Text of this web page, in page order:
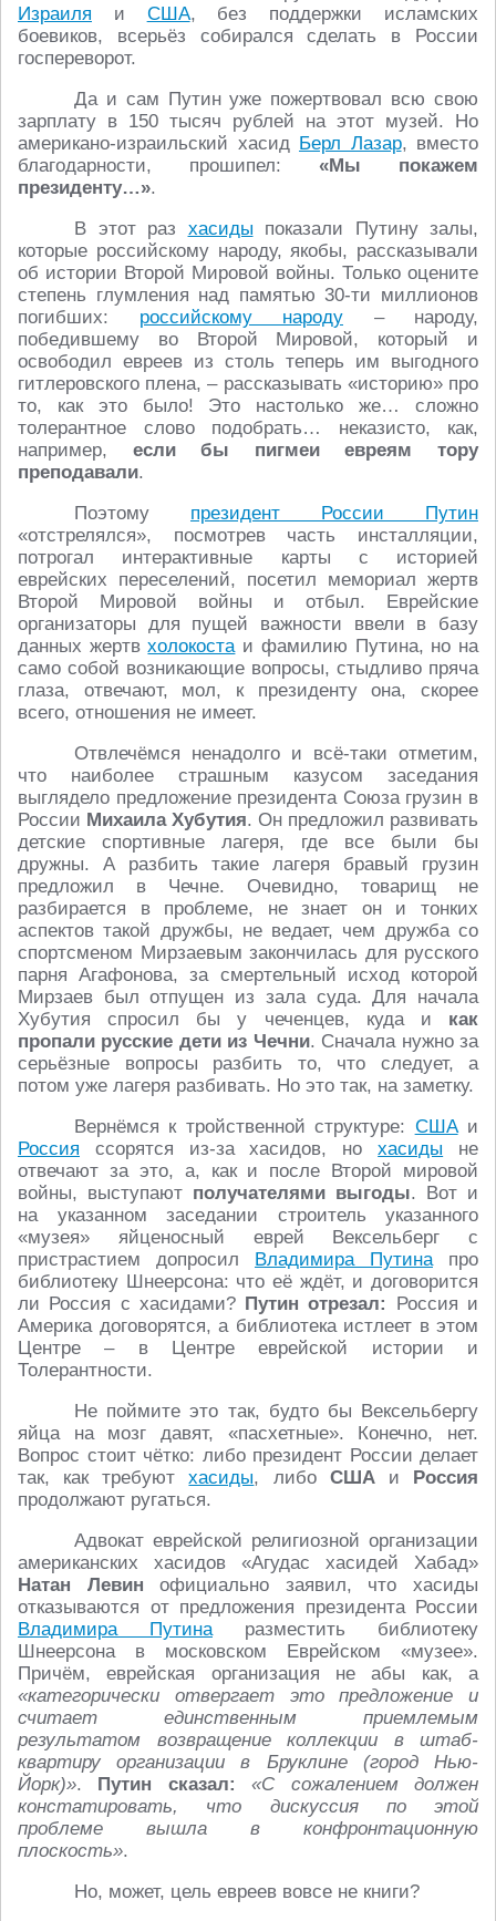
Израиля и США, без поддержки исламских
боевиков, всерьёз собирался сделать в России
госпереворот.
Да и сам Путин уже пожертвовал всю свою
зарплату в 150 тысяч рублей на этот музей. Но
американо-израильский хасид Берл Лазар, вместо
благодарности, прошипел: «Мы покажем
президенту…».
В этот раз хасиды показали Путину залы,
которые российскому народу, якобы, рассказывали
об истории Второй Мировой войны. Только оцените
степень глумления над памятью 30-ти миллионов
погибших: российскому народу – народу,
победившему во Второй Мировой, который и
освободил евреев из столь теперь им выгодного
гитлеровского плена, – рассказывать «историю» про
то, как это было! Это настолько же… сложно
толерантное слово подобрать… неказисто, как,
например, если бы пигмеи евреям тору
преподавали.
Поэтому президент России Путин
«отстрелялся», посмотрев часть инсталляции,
потрогал интерактивные карты с историей
еврейских переселений, посетил мемориал жертв
Второй Мировой войны и отбыл. Еврейские
организаторы для пущей важности ввели в базу
данных жертвхолокостаи фамилию Путина, но на
само собой возникающие вопросы, стыдливо пряча
глаза, отвечают, мол, к президенту она, скорее
всего, отношения не имеет.
Отвлечёмся ненадолго и всё-таки отметим,
что наиболее страшным казусом заседания
выглядело предложение президента Союза грузин в
России Михаила Хубутия. Он предложил развивать
детские спортивные лагеря, где все были бы
дружны. А разбить такие лагеря бравый грузин
предложил в Чечне. Очевидно, товарищ не
разбирается в проблеме, не знает он и тонких
аспектов такой дружбы, не ведает, чем дружба со
спортсменом Мирзаевым закончилась для русского
парня Агафонова, за смертельный исход которой
Мирзаев был отпущен из зала суда. Для начала
Хубутия спросил бы у чеченцев, куда и как
пропали русские дети из Чечни. Сначала нужно за
серьёзные вопросы разбить то, что следует, а
потом уже лагеря разбивать. Но это так, на заметку.
Вернёмся к тройственной структуре: СШАи
Россия ссорятся из-за хасидов, нохасиды не
отвечают за это, а, как и после Второй мировой
войны, выступают получателями выгоды. Вот и
на указанном заседании строитель указанного
«музея» яйценосный еврей Вексельберг с
пристрастием допросил Владимира Путинапро
библиотеку Шнеерсона: что её ждёт, и договорится
ли Россия с хасидами? Путин отрезал:
Россия и
Америка договорятся, а библиотека истлеет в этом
Центре – в Центре еврейской истории и
Толерантности.
Не поймите это так, будто бы Вексельбергу
яйца на мозг давят, «пасхетные». Конечно, нет.
Вопрос стоит чётко: либо президент России делает
так, как требуютхасиды, либо СШАи Россия
продолжают ругаться.
Адвокат еврейской религиозной организации
американских хасидов «Агудас хасидей Хабад»
Натан Левин официально заявил, что хасиды
отказываются от предложения президента России
Владимира Путинаразместить библиотеку
Шнеерсона в московском Еврейском «музее».
Причём, еврейская организация не абы как, а
«категорически отвергает это предложение и
считает единственным приемлемым
результатом возвращение коллекции в штаб-
квартиру организации в Бруклине (город Нью-
Йорк)». Путин сказал:
«С сожалением должен
констатировать, что дискуссия по этой
проблеме вышла в конфронтационную
плоскость».
Но, может, цель евреев вовсе не книги?